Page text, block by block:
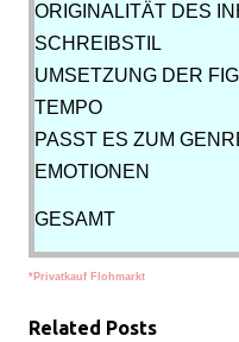
ORIGINALITÄT DES
SCHREIBSTIL
UMSETZUNG DER
TEMPO
PASST ES ZUM
EMOTIONEN
GESAMT
*Privatkauf Flohmarkt
Related Posts